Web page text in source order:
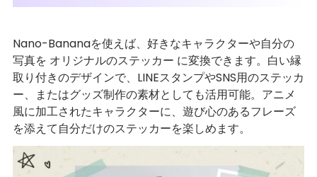
Nano-Bananaを使えば、好きなキャラクターや自分の
写真を オリジナルのステッカー に変換できます。白い縁
取り付きのデザインで、LINEスタンプやSNS用のステッカ
ー、またはグッズ制作の素材としても活用可能。アニメ
風に加工されたキャラクターに、遊び心のあるフレーズ
を添えて自分だけのステッカーを楽しめます。